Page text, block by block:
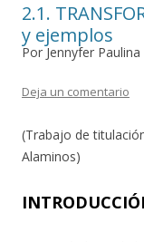
2.1.
y ejemplos
Por Jennyfer
Deja un comentario
(Trabajo de
Alaminos)